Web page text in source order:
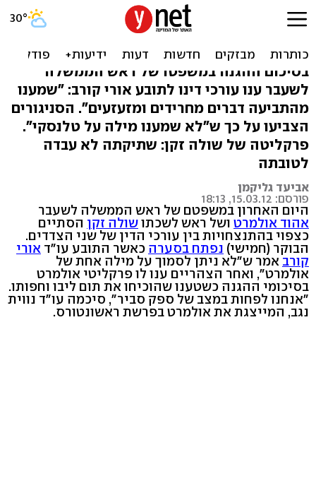
סנגורי אולמרט: לא הוכחו
טענות האישום
בסיכום ההגנה במשפטו של ראש הממשלה
לשעבר ענו עורכי דינו לתובע אורי קורב: "שמענו
מהתביעה דברים מחרידים ומזעזעים". הסניגורים
הצביעו על כך ש"לא שמענו מילה על טלנסקי".
פרקליטה של שולה זקן: שתיקתה לא עבדה
לטובתה
אביעד גליקמן
פורסם: 15.03.12, 18:13
היום האחרון במשפטם של ראש הממשלה לשעבר
אהוד אולמרט ושל ראש לשכתושולה זקן הסתיים
כצפוי בהתנצחויות בין עורכי הדין של שני הצדדים.
הבוקר (חמישי) נפתח בסערה כאשר התובע עו"ד אורי
קורב אמר ש"לא ניתן לסמוך על מילה אחת של
אולמרט", ואחר הצהריים ענו לו פרקליטי אולמרט
בסיכומי ההגנה כשטענו שהוכיחו את תום ליבו וחפותו.
"אנחנו לפחות במצב של ספק סביר", סיכמה עו"ד נווית
נגב, המייצגת את אולמרט בפרשת ראשונטורס.